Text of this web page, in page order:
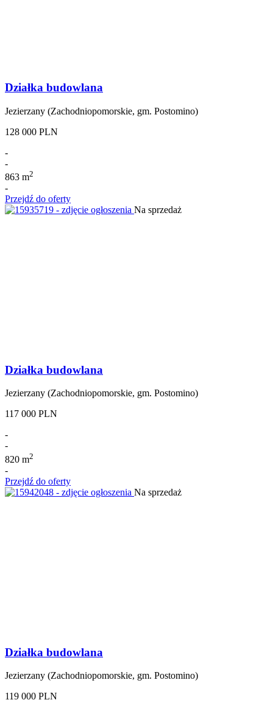
Działka budowlana
Jezierzany (Zachodniopomorskie, gm. Postomino)
128 000 PLN
-
-
863 m2
-
Przejdź do oferty
Na sprzedaż
Działka budowlana
Jezierzany (Zachodniopomorskie, gm. Postomino)
117 000 PLN
-
-
820 m2
-
Przejdź do oferty
Na sprzedaż
Działka budowlana
Jezierzany (Zachodniopomorskie, gm. Postomino)
119 000 PLN